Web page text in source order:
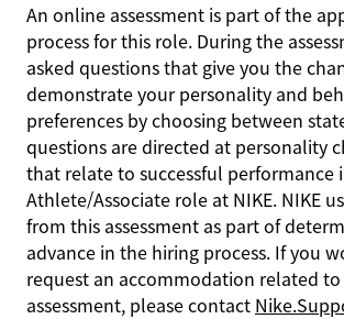
An online assessment is part of the
process for this role. During the
asked questions that give you the
demonstrate your personality and
preferences by choosing between
questions are directed at personality
that relate to successful performance
Athlete/Associate role at NIKE. NIKE
from this assessment as part of
advance in the hiring process. If you
request an accommodation related
assessment, please contact